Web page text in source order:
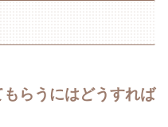
らうにはどうすれば